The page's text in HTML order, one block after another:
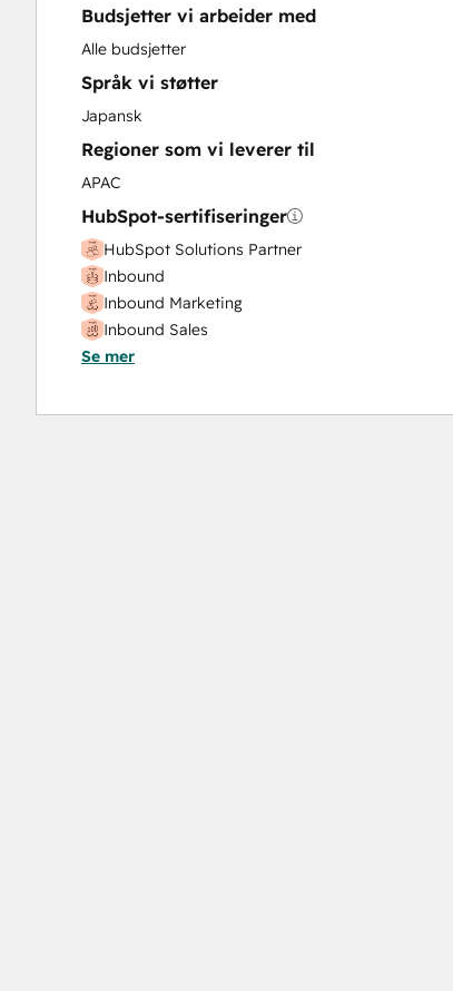
Website Migration
Budsjetter vi arbeider med
Alle budsjetter
Språk vi støtter
Japansk
Regioner som vi leverer til
APAC
HubSpot-sertifiseringer
HubSpot Solutions Partner
Inbound
Inbound Marketing
Inbound Sales
Se mer